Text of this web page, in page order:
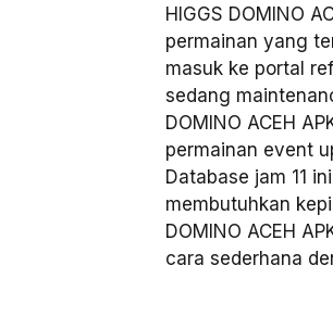
HIGGS DOMINO
permainan yang
masuk ke portal
sedang
DOMINO ACEH
permainan event
Database jam 11
membutuhkan
DOMINO ACEH
cara sederhana